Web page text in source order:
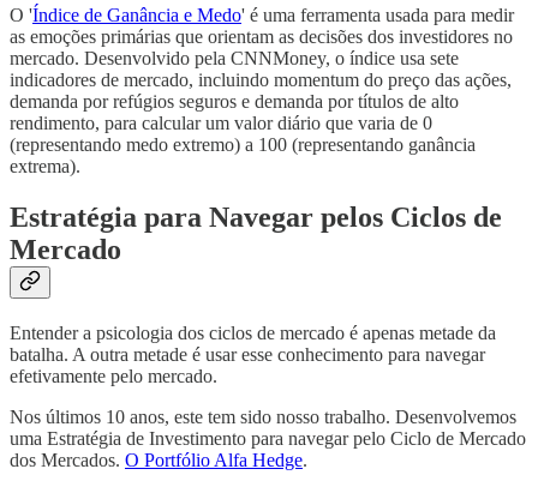
O 'Índice de Ganância e Medo' é uma ferramenta usada para medir
as emoções primárias que orientam as decisões dos investidores no
mercado. Desenvolvido pela CNNMoney, o índice usa sete
indicadores de mercado, incluindo momentum do preço das ações,
demanda por refúgios seguros e demanda por títulos de alto
rendimento, para calcular um valor diário que varia de 0
(representando medo extremo) a 100 (representando ganância
extrema).
Estratégia para Navegar pelos Ciclos de
Mercado
Entender a psicologia dos ciclos de mercado é apenas metade da
batalha. A outra metade é usar esse conhecimento para navegar
efetivamente pelo mercado.
Nos últimos 10 anos, este tem sido nosso trabalho. Desenvolvemos
uma Estratégia de Investimento para navegar pelo Ciclo de Mercado
dos Mercados. O Portfólio Alfa Hedge.